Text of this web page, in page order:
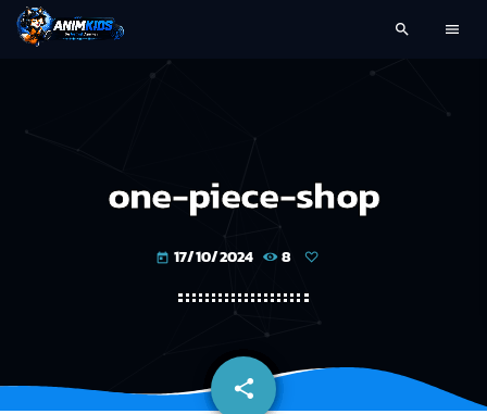
search menu
one-piece-shop
today 17/10/2024 8
share
email